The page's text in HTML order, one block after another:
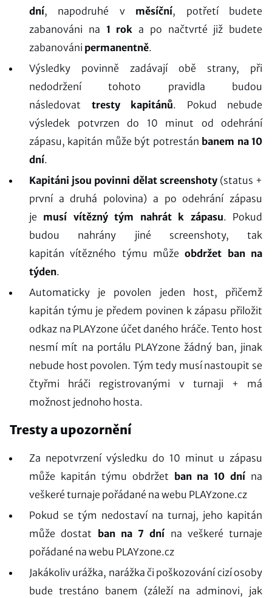
dní, napodruhé v měsíční, potřetí budete
zabanováni na 1 rok a po načtvrté již budete
zabanováni permanentně.
Výsledky povinně zadávají obě strany, při
nedodržení tohoto pravidla budou
následovat tresty kapitánů. Pokud nebude
výsledek potvrzen do 10 minut od odehrání
zápasu, kapitán může být potrestán banem na 10
dní.
Kapitáni jsou povinni dělat screenshoty(status +
první a druhá polovina) a po odehrání zápasu
je musí vítězný tým nahrát k zápasu. Pokud
budou nahrány jiné screenshoty, tak
kapitán vítězného týmu můžeobdržet ban na
týden.
Automaticky je povolen jeden host, přičemž
kapitán týmu je předem povinen k zápasu přiložit
odkaz na PLAYzone účet daného hráče. Tento host
nesmí mít na portálu PLAYzone žádný ban, jinak
nebude host povolen. Tým tedy musí nastoupit se
čtyřmi hráči registrovanými v turnaji + má
možnost jednoho hosta.
Tresty a upozornění
Za nepotvrzení výsledku do 10 minut u zápasu
může kapitán týmu obdržet ban na 10 dní na
veškeré turnaje pořádané na webu PLAYzone.cz
Pokud se tým nedostaví na turnaj, jeho kapitán
může dostat ban na 7 dní na veškeré turnaje
pořádané na webu PLAYzone.cz
Jakákoliv urážka, narážka či poškozování cizí osoby
bude trestáno banem (záleží na adminovi, jak